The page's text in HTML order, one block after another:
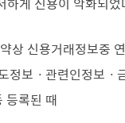
상 신용거래정보중
정보ㆍ관련인정보ㆍ
등록된 때